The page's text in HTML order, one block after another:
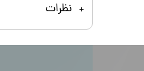
نظرات